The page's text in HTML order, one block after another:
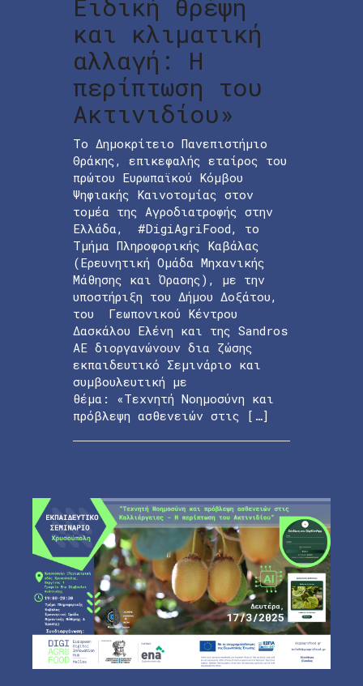
Ειδική θρέψη
και κλιματική
αλλαγή: Η
περίπτωση του
Ακτινιδίου»
Το Δημοκρίτειο Πανεπιστήμιο
Θράκης, επικεφαλής εταίρος του
πρώτου Ευρωπαϊκού Κόμβου
Ψηφιακής Καινοτομίας στον
τομέα της Αγροδιατροφής στην
Ελλάδα, #DigiAgriFood, το
Τμήμα Πληροφορικής Καβάλας
(Ερευνητική Ομάδα Μηχανικής
Μάθησης και Όρασης), με την
υποστήριξη του Δήμου Δοξάτου,
του Γεωπονικού Κέντρου
Δασκάλου Ελένη και της Sandros
AE διοργανώνουν δια ζώσης
εκπαιδευτικό Σεμινάριο και
συμβουλευτική με
θέμα: «Τεχνητή Νοημοσύνη και
πρόβλεψη ασθενειών στις […]